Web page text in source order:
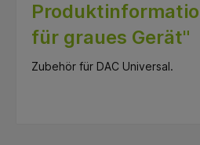
für graues Gerät"
Zubehör für DAC Universal.